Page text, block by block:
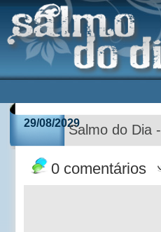
29/08/2029Salmo do Dia
0 comentários